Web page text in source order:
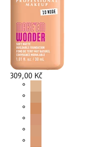
309,00 Kč